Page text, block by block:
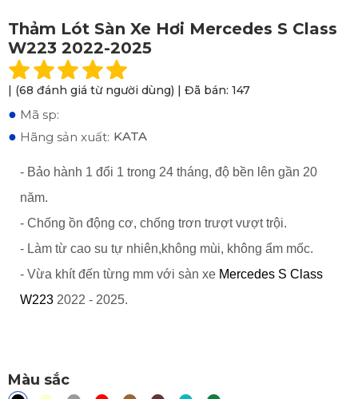
Thảm Lót Sàn Xe Hơi Mercedes S Class
W223 2022-2025
| (68 đánh giá từ người dùng) | Đã bán: 147
● Mã sp:
● Hãng sản xuất: KATA
- Bảo hành 1 đổi 1 trong 24 tháng, độ bền lên gần 20
năm.
- Chống ồn động cơ, chống trơn trượt vượt trội.
- Làm từ cao su tự nhiên,không mùi, không ẩm mốc.
- Vừa khít đến từng mm với sàn xe Mercedes S Class
W223 2022 - 2025.
Màu sắc